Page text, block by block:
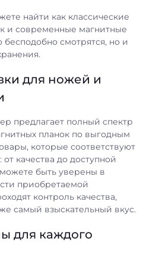
найти как классические
и современные магнитные
бесподобно смотрятся, но и
для ножей и
предлагает полный спектр
планок по выгодным
которые соответствуют
качества до доступной
быть уверены в
приобретаемой
контроль качества,
самый взыскательный вкус.
для каждого